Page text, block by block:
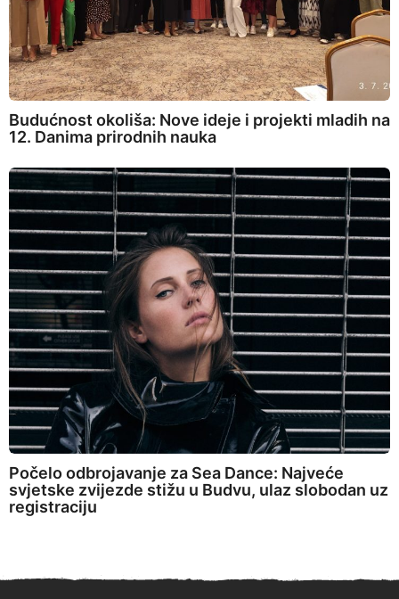
Budućnost okoliša: Nove ideje i projekti mladih na
12. Danima prirodnih nauka
Počelo odbrojavanje za Sea Dance: Najveće
svjetske zvijezde stižu u Budvu, ulaz slobodan uz
registraciju